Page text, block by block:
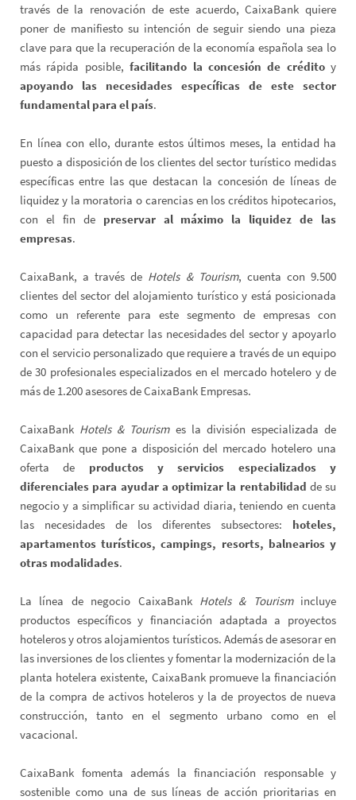
través de la renovación de este acuerdo, CaixaBank quiere
poner de manifiesto su intención de seguir siendo una pieza
clave para que la recuperación de la economía española sea lo
más rápida posible,facilitando la concesión de créditoy
apoyando las necesidades específicas de este sector
fundamental para el país.
En línea con ello, durante estos últimos meses, la entidad ha
puesto a disposición de los clientes del sector turístico medidas
específicas entre las que destacan la concesión de líneas de
liquidez y la moratoria o carencias en los créditos hipotecarios,
con el fin de preservar al máximo la liquidez de las
empresas.
CaixaBank, a través de Hotels & Tourism, cuenta con 9.500
clientes del sector del alojamiento turístico y está posicionada
como un referente para este segmento de empresas con
capacidad para detectar las necesidades del sector y apoyarlo
con el servicio personalizado que requiere a través de un equipo
de 30 profesionales especializados en el mercado hotelero y de
más de 1.200 asesores de CaixaBank Empresas.
CaixaBank Hotels & Tourismes la división especializada de
CaixaBank que pone a disposición del mercado hotelero una
oferta de productos y servicios especializados y
diferenciales para ayudar a optimizar la rentabilidad de su
negocio y a simplificar su actividad diaria, teniendo en cuenta
las necesidades de los diferentes subsectores: hoteles,
apartamentos turísticos, campings, resorts, balnearios y
otras modalidades.
La línea de negocio CaixaBank Hotels & Tourism incluye
productos específicos y financiación adaptada a proyectos
hoteleros y otros alojamientos turísticos. Además de asesorar en
las inversiones de los clientes y fomentar la modernización de la
planta hotelera existente, CaixaBank promueve la financiación
de la compra de activos hoteleros y la de proyectos de nueva
construcción, tanto en el segmento urbano como en el
vacacional.
CaixaBank fomenta además la financiación responsable y
sostenible como una de sus líneas de acción prioritarias en